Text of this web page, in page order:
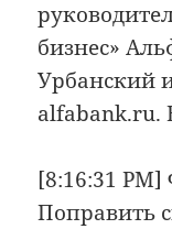
бизнес»
Урбанский
alfabank.ru.
[8:16:31
Поправить